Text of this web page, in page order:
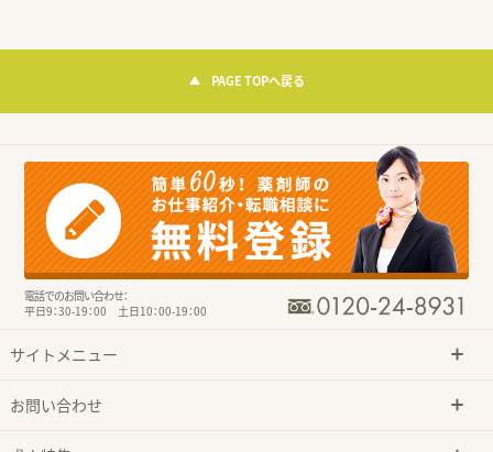
PAGE TOPへ戻る
電話でのお問い合わせ：
平日9：30-19：00 土日10：00-19：00
サイトメニュー
お問い合わせ